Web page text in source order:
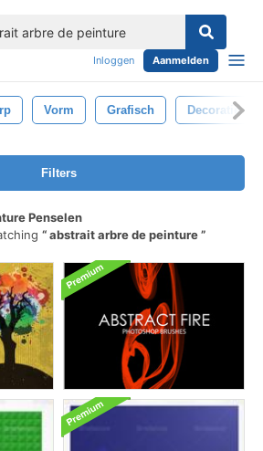
Inloggen Aanmelden
Vorm Grafisch Decoratie
Filters
Penselen
abstrait arbre de peinture